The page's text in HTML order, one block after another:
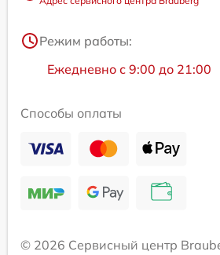
Режим работы:
Ежедневно с 9:00 до 21:00
Способы оплаты
© 2026 Сервисный центр